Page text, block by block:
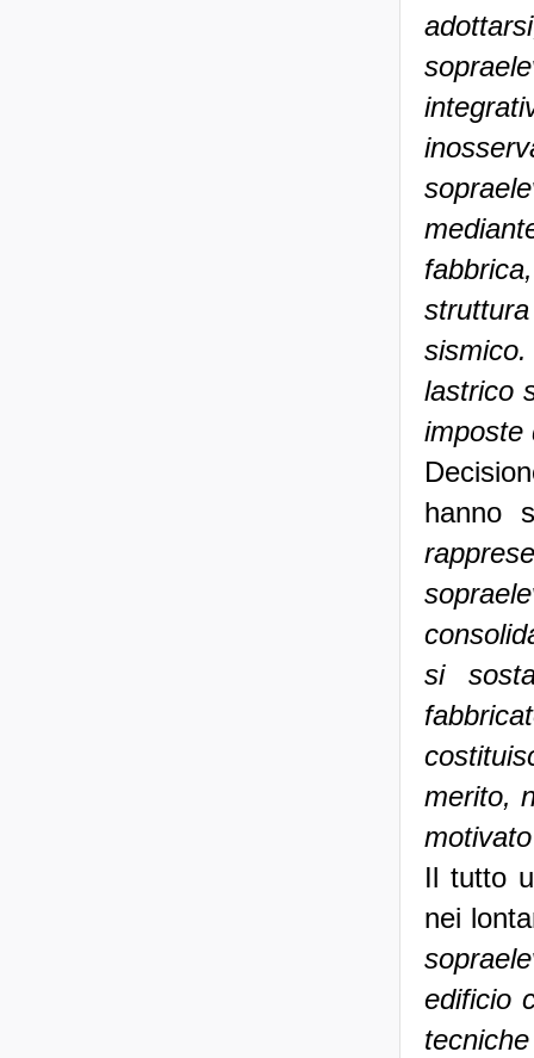
lastrico
imposte
hanno
si
merito,
Il tutto
nei
edificio